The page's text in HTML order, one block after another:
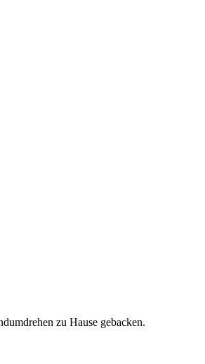
zu Hause gebacken.